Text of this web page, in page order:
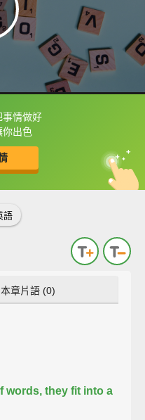
事情做好
你出色
直接查字典喔！
中
英
語
本章片語 (0)
words, they fit into a